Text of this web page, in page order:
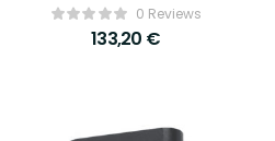
0 Reviews
133,20 €